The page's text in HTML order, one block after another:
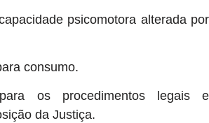
psicomotora alterada por
consumo.
os procedimentos legais e
da Justiça.